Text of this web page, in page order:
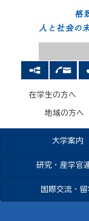
在学生の方へ
地域の方へ
大学案内
研究・産学官
国際交流・留